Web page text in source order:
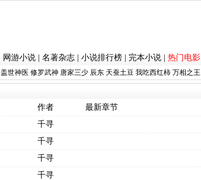
网游小说| 名著杂志| 小说排行榜| 完本小说| 热门电影
盖世神医 修罗武神 唐家三少 辰东 天蚕土豆 我吃西红柿 万相之王
作者 最新章节
千寻
千寻
千寻
千寻